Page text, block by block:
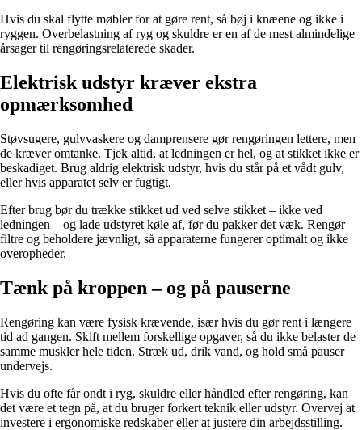
Hvis du skal flytte møbler for at gøre rent, så bøj i knæene og ikke i
ryggen. Overbelastning af ryg og skuldre er en af de mest almindelige
årsager til rengøringsrelaterede skader.
Elektrisk udstyr kræver ekstra
opmærksomhed
Støvsugere, gulvvaskere og damprensere gør rengøringen lettere, men
de kræver omtanke. Tjek altid, at ledningen er hel, og at stikket ikke er
beskadiget. Brug aldrig elektrisk udstyr, hvis du står på et vådt gulv,
eller hvis apparatet selv er fugtigt.
Efter brug bør du trække stikket ud ved selve stikket – ikke ved
ledningen – og lade udstyret køle af, før du pakker det væk. Rengør
filtre og beholdere jævnligt, så apparaterne fungerer optimalt og ikke
overopheder.
Tænk på kroppen – og på pauserne
Rengøring kan være fysisk krævende, især hvis du gør rent i længere
tid ad gangen. Skift mellem forskellige opgaver, så du ikke belaster de
samme muskler hele tiden. Stræk ud, drik vand, og hold små pauser
undervejs.
Hvis du ofte får ondt i ryg, skuldre eller håndled efter rengøring, kan
det være et tegn på, at du bruger forkert teknik eller udstyr. Overvej at
investere i ergonomiske redskaber eller at justere din arbejdsstilling.